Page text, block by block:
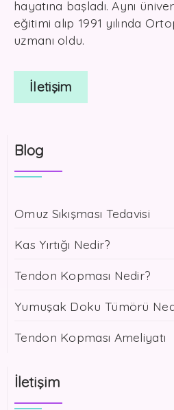
hayatına başladı. Aynı
eğitimi alıp 1991 yılında
uzmanı oldu.
İletişim
Blog
Omuz Sıkışması Tedavisi
Kas Yırtığı Nedir?
Tendon Kopması Nedir?
Yumuşak Doku Tümörü
Tendon Kopması Ameliyatı
İletişim